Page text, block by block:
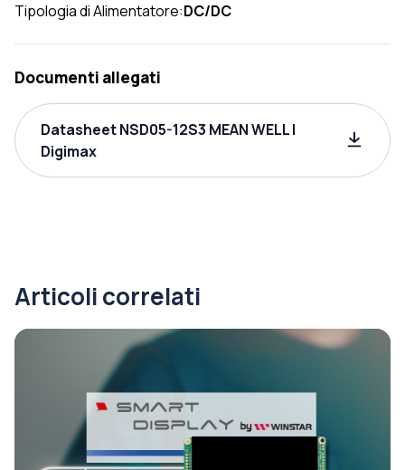
Tipologia di Alimentatore:DC/DC
Documenti allegati
Datasheet NSD05-12S3 MEAN WELL |
Digimax
Articoli correlati